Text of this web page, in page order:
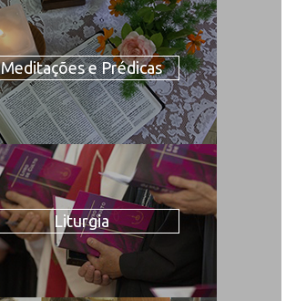
Meditações e Prédicas
Liturgia